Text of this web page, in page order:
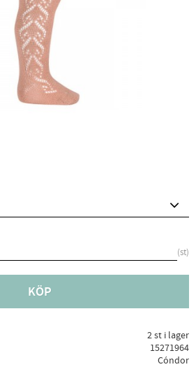
st
KÖP
2 st i lager
15271964
Cóndor